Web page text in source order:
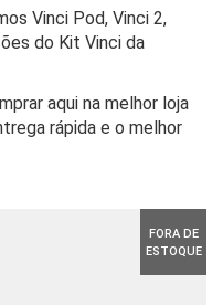
Vinci Pod, Vinci 2,
do Kit Vinci da
aqui na melhor loja
rápida e o melhor
FORA DE
ESTOQUE